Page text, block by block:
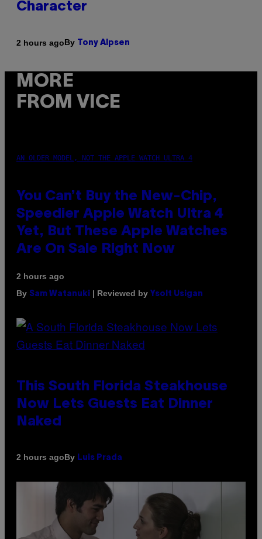
Character
2 hours agoBy Tony Alpsen
MORE
FROM VICE
AN OLDER MODEL, NOT THE APPLE WATCH ULTRA 4
You Can’t Buy the New-Chip,
Speedier Apple Watch Ultra 4
Yet, But These Apple Watches
Are On Sale Right Now
2 hours ago
By Sam Watanuki | Reviewed by Ysolt Usigan
This South Florida Steakhouse
Now Lets Guests Eat Dinner
Naked
2 hours agoBy Luis Prada